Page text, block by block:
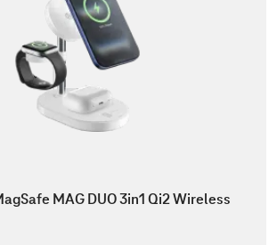
MAG DUO 3in1 Qi2 Wireless